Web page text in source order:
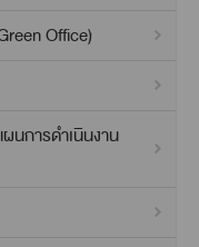
Office)
นการดำเนินงาน